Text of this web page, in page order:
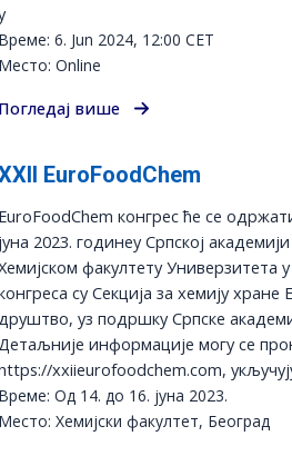
6. Jun 2024, 12:00 CET
Online
више
EuroFoodChem
конгрес ће се
2023. годинеу Српској
факултету Универзитета
су Секција за хемију
уз подршку Српске
информације могу се
xxiieurofoodchem.com,
Од 14. до 16. јуна 2023.
Хемијски факултет, Београд